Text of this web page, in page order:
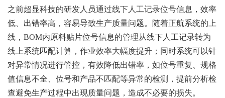
之前超显科技的研发人员通过线下人工记录位号信息，效率
低、出错率高，容易导致生产质量问题。随着正航系统的上
线，BOM内原料贴片位号信息的管理从线下人工记录转为
线上系统匹配计算，作业效率大幅度提升；同时系统可以针
对异常情况进行管控，有效降低出错率，如位号重复、规格
值信息不全、位号和产品不匹配等异常的检测，提前分析检
查避免生产过程中出现质量问题，造成不必要的损失。